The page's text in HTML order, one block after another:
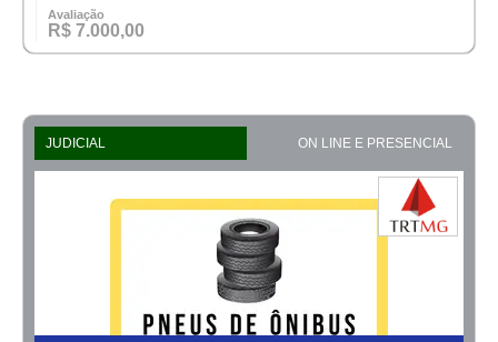
Avaliação
R$ 7.000,00
JUDICIAL ON LINE E PRESENCIAL